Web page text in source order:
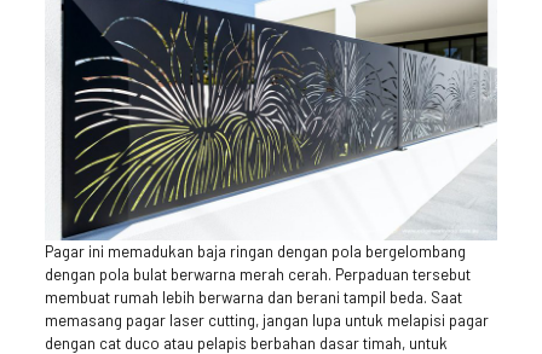
Pagar ini memadukan baja ringan dengan pola bergelombang
dengan pola bulat berwarna merah cerah. Perpaduan tersebut
membuat rumah lebih berwarna dan berani tampil beda. Saat
memasang pagar laser cutting, jangan lupa untuk melapisi pagar
dengan cat duco atau pelapis berbahan dasar timah, untuk